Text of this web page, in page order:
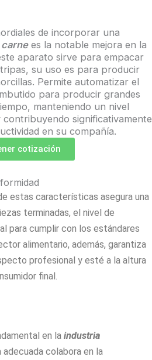
de incorporar una
es la notable mejora en la
aparato sirve para empacar
su uso es para producir
Permite automatizar el
para producir grandes
manteniendo un nivel
significativamente
en su compañía.
cotización
estas características asegura una
terminadas, el nivel de
para cumplir con los estándares
alimentario, además, garantiza
profesional y esté a la altura
final.
en la industria
adecuada colabora en la